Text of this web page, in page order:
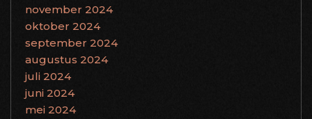
november 2024
oktober 2024
september 2024
augustus 2024
juli 2024
juni 2024
mei 2024